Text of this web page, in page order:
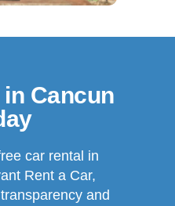
in Cancun
car rental in
Rent a Car,
and